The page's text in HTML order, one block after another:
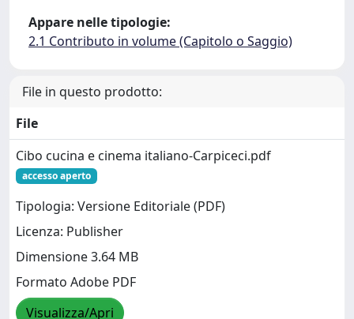
Appare nelle tipologie:
2.1 Contributo in volume (Capitolo o Saggio)
File in questo prodotto:
File
Cibo cucina e cinema italiano-Carpiceci.pdf
accesso aperto
Tipologia: Versione Editoriale (PDF)
Licenza: Publisher
Dimensione 3.64 MB
Formato Adobe PDF
Visualizza/Apri